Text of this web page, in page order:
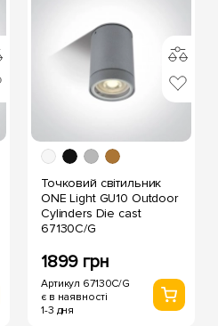
Точковий світильник
ONE Light GU10 Outdoor
Cylinders Die cast
67130C/G
1899 грн
Артикул 67130C/G
є в наявності
1-3 дня